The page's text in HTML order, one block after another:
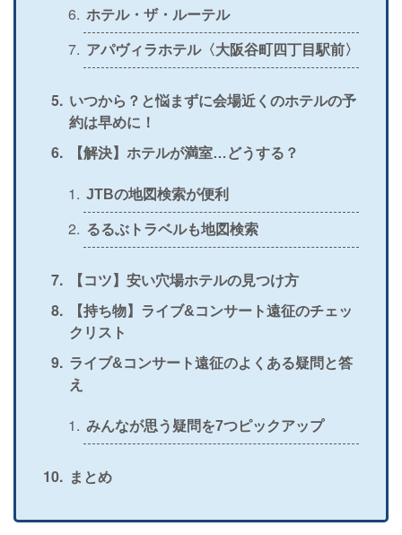
ホテル・ザ・ルーテル
アパヴィラホテル〈大阪谷町四丁目駅前〉
いつから？と悩まずに会場近くのホテルの予
約は早めに！
【解決】ホテルが満室…どうする？
JTBの地図検索が便利
るるぶトラベルも地図検索
【コツ】安い穴場ホテルの見つけ方
【持ち物】ライブ&コンサート遠征のチェッ
クリスト
ライブ&コンサート遠征のよくある疑問と答
え
みんなが思う疑問を7つピックアップ
まとめ